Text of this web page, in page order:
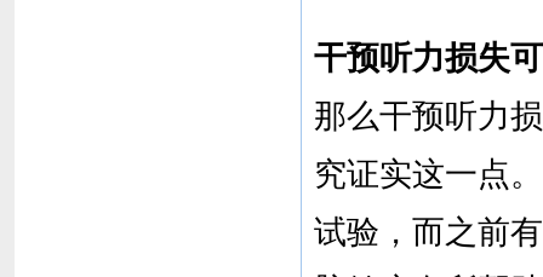
干预听力损失
那么干预听力
究证实这一点
试验，而之前